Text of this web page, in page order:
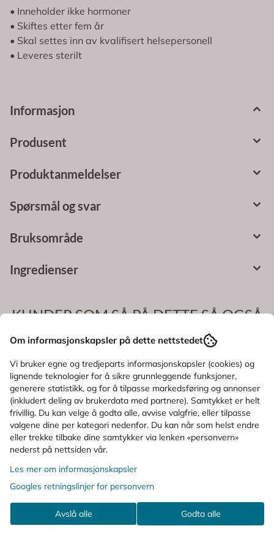
Informasjon
• Inneholder ikke hormoner
• Skiftes etter fem år
• Skal settes inn av kvalifisert helsepersonell
• Leveres sterilt
Produsent
Produktanmeldelser
Spørsmål og svar
Bruksområde
Ingredienser
KUNDER SOM SÅ PÅ DETTE SÅ OGSÅ
PÅ
Om informasjonskapsler på dette nettstedet
Vi bruker egne og tredjeparts informasjonskapsler (cookies) og
lignende teknologier for å sikre grunnleggende funksjoner,
generere statistikk, og for å tilpasse markedsføring og annonser
(inkludert deling av brukerdata med partnere). Samtykket er helt
frivillig. Du kan velge å godta alle, avvise valgfrie, eller tilpasse
valgene dine per kategori nedenfor. Du kan når som helst endre
eller trekke tilbake dine samtykker via lenken «personvern»
nederst på nettsiden vår.
Les mer om informasjonskapsler
Googles retningslinjer for personvern
Avslå alle Godta alle